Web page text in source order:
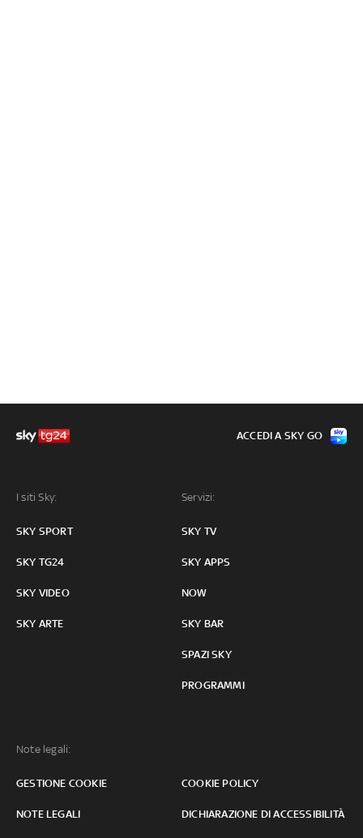
I siti Sky:
SKY SPORT
SKY TG24
SKY VIDEO
SKY ARTE
Servizi:
SKY TV
SKY APPS
NOW
SKY BAR
SPAZI SKY
PROGRAMMI
Note legali:
GESTIONE COOKIE COOKIE POLICY
NOTE LEGALI DICHIARAZIONE DI ACCESSIBILITÀ
ACCEDI A SKY GO